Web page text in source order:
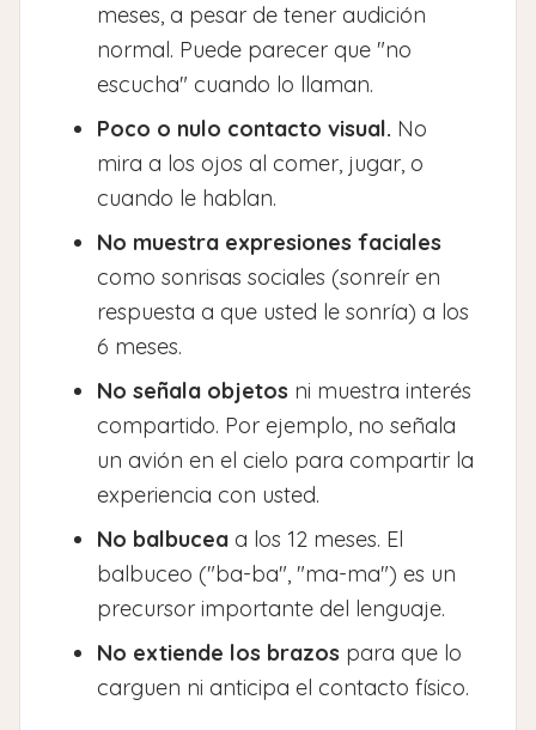
meses, a pesar de tener audición
normal. Puede parecer que "no
escucha" cuando lo llaman.
Poco o nulo contacto visual. No
mira a los ojos al comer, jugar, o
cuando le hablan.
No muestra expresiones faciales
como sonrisas sociales (sonreír en
respuesta a que usted le sonría) a los
6 meses.
No señala objetos ni muestra interés
compartido. Por ejemplo, no señala
un avión en el cielo para compartir la
experiencia con usted.
No balbucea a los 12 meses. El
balbuceo ("ba-ba", "ma-ma") es un
precursor importante del lenguaje.
No extiende los brazos para que lo
carguen ni anticipa el contacto físico.